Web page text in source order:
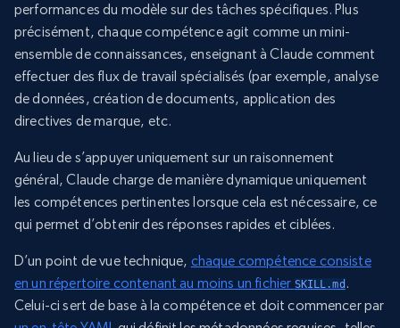
performances du modèle sur des tâches spécifiques. Plus
précisément, chaque compétence agit comme un mini-
ensemble de connaissances, enseignant à Claude comment
effectuer des flux de travail spécialisés (par exemple, analyse
de données, création de documents, application des
directives de marque, etc.
Au lieu de s’appuyer uniquement sur un raisonnement
général, Claude charge de manière dynamique uniquement
les compétences pertinentes lorsque cela est nécessaire, ce
qui permet d’obtenir des réponses rapides et ciblées.
D’un point de vue technique, chaque compétence consiste
en un répertoire contenant au moins un fichier SKILL.md.
Celui-ci sert de base à la compétence et doit commencer par